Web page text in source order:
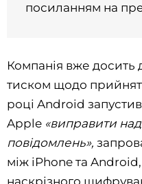
посиланням на
Компанія вже досить
тиском щодо
році Android
Apple «виправити
повідомлень»,
між iPhone та
наскрізного